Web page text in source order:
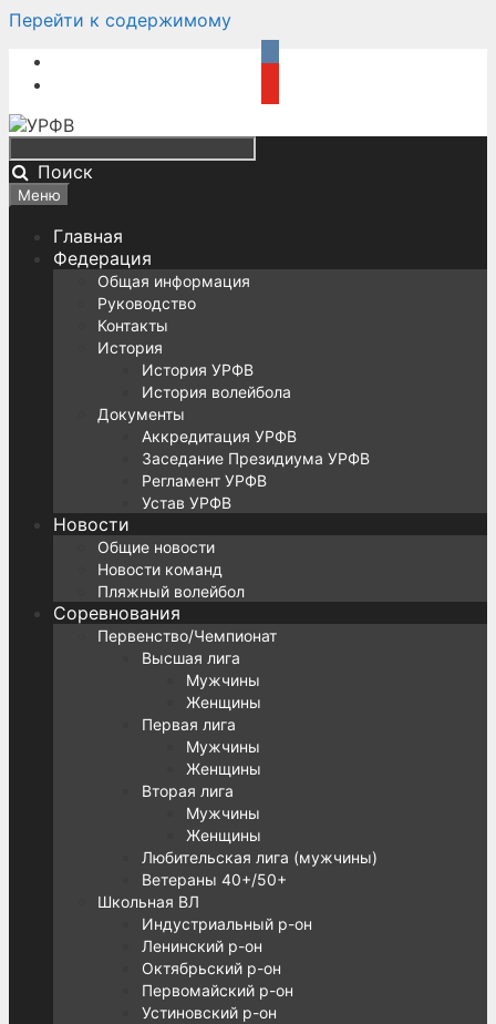
Перейти к содержимому
Поиск
Меню
Главная
Федерация
Общая информация
Руководство
Контакты
История
История УРФВ
История волейбола
Документы
Аккредитация УРФВ
Заседание Президиума УРФВ
Регламент УРФВ
Устав УРФВ
Новости
Общие новости
Новости команд
Пляжный волейбол
Соревнования
Первенство/Чемпионат
Высшая лига
Мужчины
Женщины
Первая лига
Мужчины
Женщины
Вторая лига
Мужчины
Женщины
Любительская лига (мужчины)
Ветераны 40+/50+
Школьная ВЛ
Индустриальный р-он
Ленинский р-он
Октябрьский р-он
Первомайский р-он
Устиновский р-он